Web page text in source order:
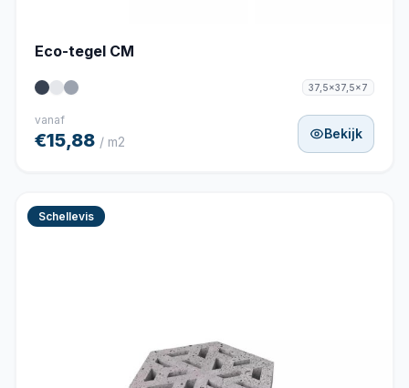
Eco-tegel CM
37,5x37,5x7
vanaf
€15,88 / m2
Bekijk
Schellevis